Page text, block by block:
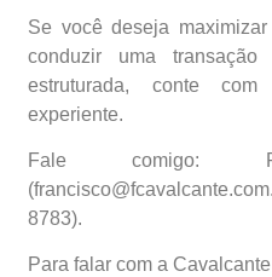
Se você deseja
conduzir uma
estruturada, conte
experiente.
Fale comigo:
8783).
Para falar com a